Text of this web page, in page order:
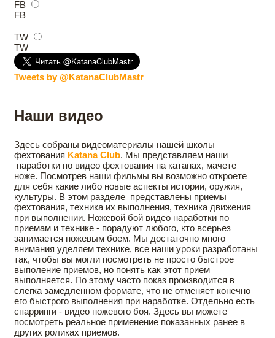
FB
FB
TW
TW
Tweets by @KatanaClubMastr
Наши видео
Здесь собраны видеоматериалы нашей школы
фехтования Katana Club. Мы представляем наши
наработки по видео фехтования на катанах, мачете
ноже. Посмотрев наши фильмы вы возможно откроете
для себя какие либо новые аспекты истории, оружия,
культуры. В этом разделе представлены приемы
фехтования, техника их выполнения, техника движения
при выполнении. Ножевой бой видео наработки по
приемам и технике - порадуют любого, кто всерьез
занимается ножевым боем. Мы достаточно много
внимания уделяем технике, все наши уроки разработаны
так, чтобы вы могли посмотреть не просто быстрое
выполение приемов, но понять как этот прием
выполняется. По этому часто показ производится в
слегка замедленном формате, что не отменяет конечно
его быстрого выполнения при наработке. Отдельно есть
спарринги - видео ножевого боя. Здесь вы можете
посмотреть реальное применение показанных ранее в
других роликах приемов.